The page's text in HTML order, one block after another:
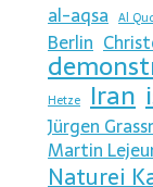
al-aqsa Al
Berlin
Hetze Iran
Jürgen
Martin
Naturei